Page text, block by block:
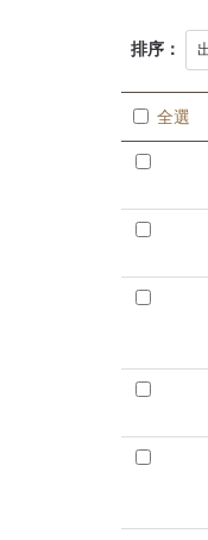
究
所-
首
頁
排序：
全選